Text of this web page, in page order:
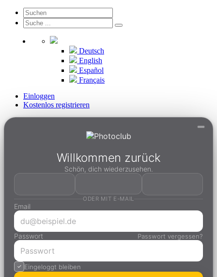
Deutsch
English
Español
Français
Einloggen
Kostenlos registrieren
Willkommen zurück
Schön, dich wiederzusehen.
ODER MIT E-MAIL
Email
Passwort Passwort vergessen?
Eingeloggt bleiben